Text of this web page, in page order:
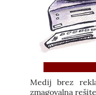
Medij brez
zmagovalna